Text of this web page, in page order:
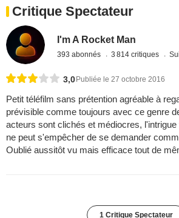
Critique Spectateur
I'm A Rocket Man
393 abonnés 3 814 critiques
3,0 Publiée le 27 octobre 2016
Petit téléfilm sans prétention agréable à
prévisible comme toujours avec ce genre
acteurs sont clichés et médiocres,
ne peut s'empêcher de se demander
Oublié aussitôt vu mais efficace tout de
1 Critique Spectateur